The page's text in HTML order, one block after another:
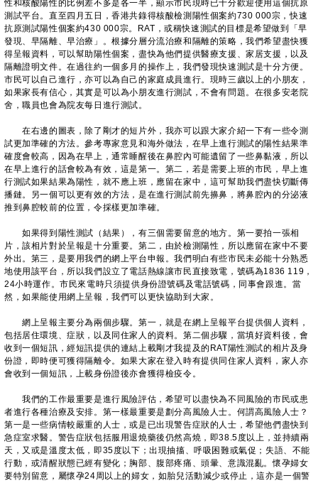
性和核酸陽性的比例差不多是各一半，顯示市民現時已十分歡迎使用這個抗原
測試平台。直至四月五日，香港共錄得核酸檢測陽性個案約730 000宗，快速
抗原測試陽性個案約430 000宗。RAT，或稱快速測試的目標是希望做到「早
發現、早隔離、早治療」。根據分層分流治療和隔離的策略，我們希望盡快獲
得呈報資料，可以幫助陽性個案，盡快為他們提供醫療支援、家居支援，以及
隔離證明文件。在過往約一個多月的操作上，我們發現快速測試是十分方便。
市民可以自己進行，亦可以為自己的家庭成員進行。現時三歲以上的小朋友，
如果家長有信心，其實是可以為小朋友進行測試，不會有問題。在很多安老院
舍，職員也會為院友每日進行測試。
在右邊的圖表，除了剛才的短片外，我亦可以跟大家介紹一下有一些令測
試更加準確的方法。參考專家意見和海外做法，在早上進行測試的陽性結果準
確度會較高，因為在早上，通常睡醒後在鼻腔內可能遺留了一些鼻黏液，所以
在早上進行的話會較為有效，這是第一。第二，若是需要上班的市民，早上進
行測試如果結果為陽性，就不應上班，應留在家中，這可幫助我們盡快切斷傳
播鏈。另一個可以更有效的方法，是在進行測試前先擤鼻，將鼻腔內的分泌液
推到鼻腔較前的位置，令採樣更加準確。
如果得到陽性測試（結果），有三個需要留意的地方。第一要拍一張相
片，該相片對於呈報是十分重要。第二，由於檢測陽性，所以應留在家中不要
外出。第三，是要用我們的網上平台申報。我們明白有些市民未必能十分熟悉
地使用該平台，所以我們設立了電話熱線讓市民直接致電，號碼為1836 119，
24小時運作。市民來電時只須提供身份證號碼及電話號碼，同事會跟進。當
然，如果能使用網上呈報，我們可以更快協助到大家。
網上呈報主要分為兩個步驟。第一，就是在網上呈報平台提供個人資料，
包括居住環境、症狀，以及同住家人的資料。第二個步驟，當填好資料後，會
收到一個短訊，經短訊提供的連結上載剛才我提及的RAT陽性測試的相片及身
份證，即時便可獲得隔離令。如果大家在登入時有提供同住家人資料，家人亦
會收到一個短訊，上載身份證後亦會獲得檢疫令。
我們的工作最重要是進行風險評估，希望可以盡快為不同風險的市民或患
者進行各種治療及安排。第一樣最重要是劃分高風險人士。何謂高風險人士？
第一是一些病情較嚴重的人士，或是已出現警告症狀的人士，希望他們盡快到
急症室求醫。警告症狀包括服用退燒藥後仍然高燒，即38.5度以上，並持續兩
天，又或是溫度太低，即35度以下；出現抽搐、呼吸困難或氣促；失語、不能
行動，或清醒狀態已經有變化；胸部、腹部疼痛、頭暈、意識混亂。懷孕婦女
要特別留意，屬懷孕24周以上的婦女，如胎兒活動減少或停止，這亦是一個警